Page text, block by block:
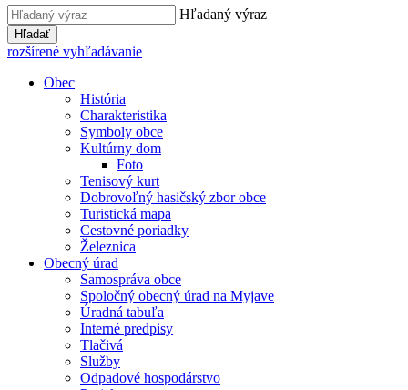
Hľadaný výraz
Hľadať
rozšírené vyhľadávanie
Obec
História
Charakteristika
Symboly obce
Kultúrny dom
Foto
Tenisový kurt
Dobrovoľný hasičský zbor obce
Turistická mapa
Cestovné poriadky
Železnica
Obecný úrad
Samospráva obce
Spoločný obecný úrad na Myjave
Úradná tabuľa
Interné predpisy
Tlačivá
Služby
Odpadové hospodárstvo